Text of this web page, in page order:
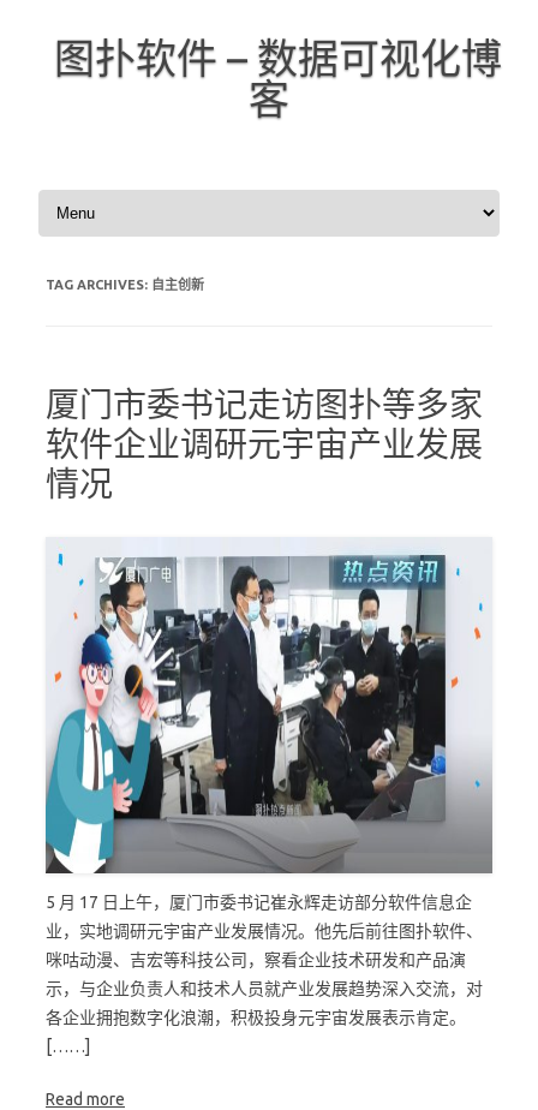
图扑软件 – 数据可视化博
客
Skip to content
TAG ARCHIVES: 自主创新
厦门市委书记走访图扑等多家
软件企业调研元宇宙产业发展
情况
5 月 17 日上午，厦门市委书记崔永辉走访部分软件信息企
业，实地调研元宇宙产业发展情况。他先后前往图扑软件、
咪咕动漫、吉宏等科技公司，察看企业技术研发和产品演
示，与企业负责人和技术人员就产业发展趋势深入交流，对
各企业拥抱数字化浪潮，积极投身元宇宙发展表示肯定。
[……]
Read more